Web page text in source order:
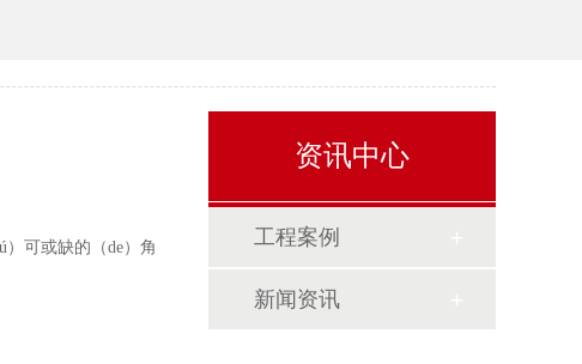
可或缺的（de）角
资讯中心
工程案例
新闻资讯